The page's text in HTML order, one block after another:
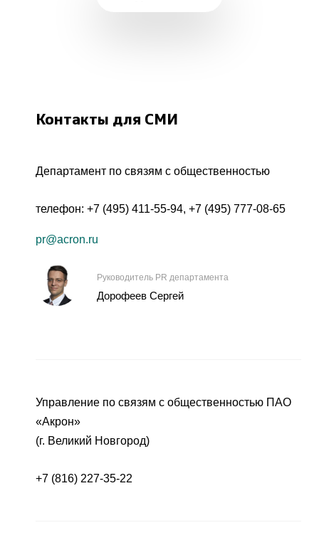
Контакты для СМИ
Департамент по связям с общественностью
телефон: +7 (495) 411-55-94, +7 (495) 777-08-65
pr@acron.ru
Руководитель PR департамента
Дорофеев Сергей
Управление по связям с общественностью ПАО
«Акрон»
(г. Великий Новгород)
+7 (816) 227-35-22